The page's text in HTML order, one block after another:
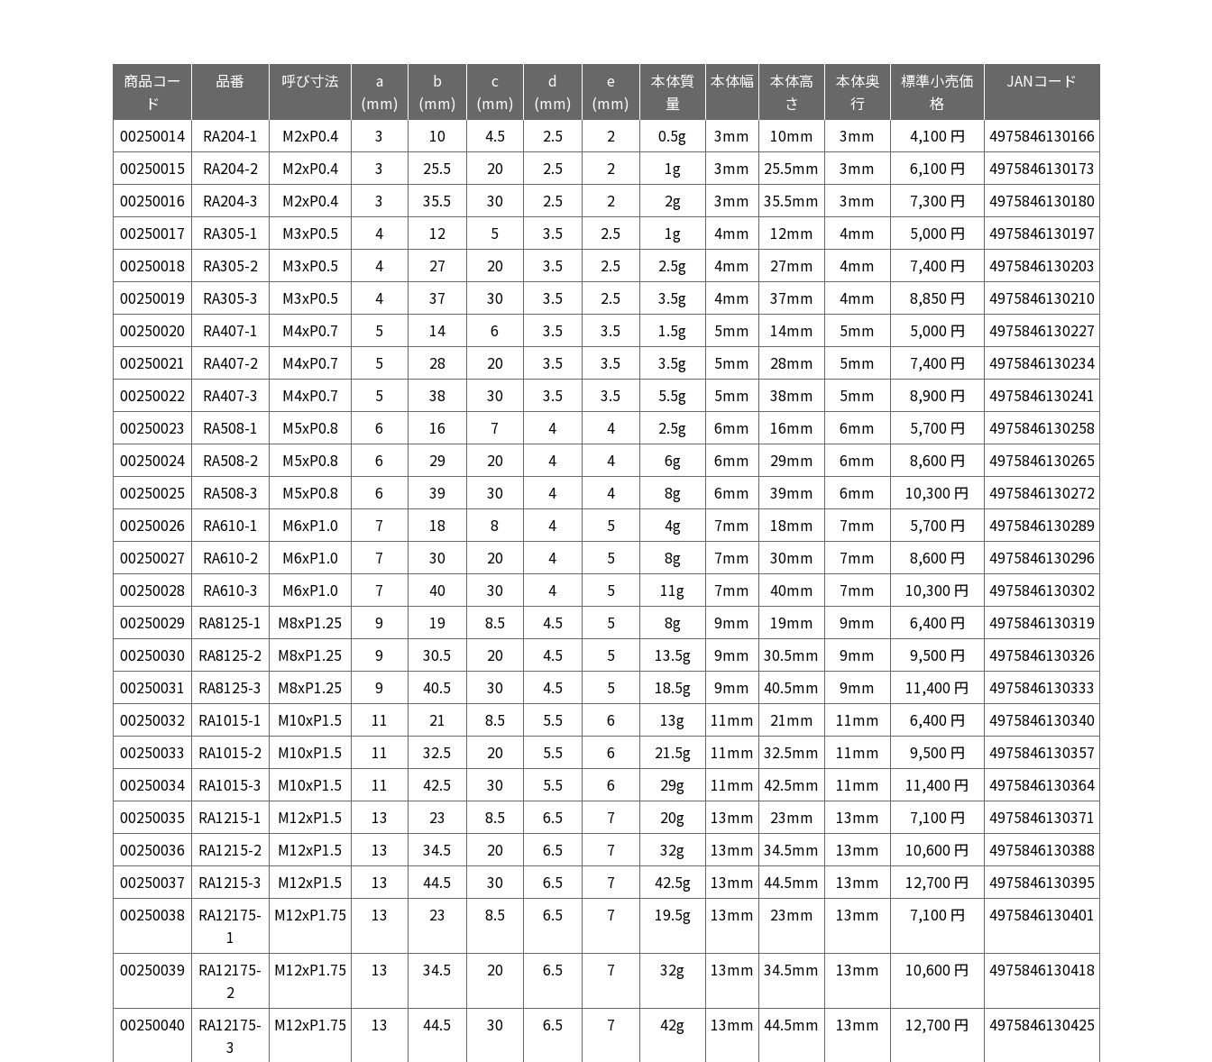
商品コー
ド
品番 呼び寸法
a
(mm)
b
(mm)
c
(mm)
d
(mm)
e
(mm)
本体質
量
本体幅
本体高
さ
本体奥
行
標準小売価
格
JANコード
00250014 RA204-1 M2xP0.4 3 10 4.5 2.5 2 0.5g 3mm 10mm 3mm 4,100 円
4975846130166
00250015
RA204-2 M2xP0.4 3 25.5 20 2.5 2 1g 3mm 25.5mm 3mm 6,100 円
4975846130173
00250016
RA204-3 M2xP0.4 3 35.5 30 2.5 2 2g 3mm 35.5mm 3mm 7,300 円
4975846130180
00250017
RA305-1 M3xP0.5 4 12 5 3.5 2.5 1g 4mm 12mm 4mm 5,000 円
4975846130197
00250018
RA305-2 M3xP0.5 4 27 20 3.5 2.5 2.5g 4mm 27mm 4mm 7,400 円
4975846130203
00250019
RA305-3 M3xP0.5 4 37 30 3.5 2.5 3.5g 4mm 37mm 4mm 8,850 円
4975846130210
00250020
RA407-1 M4xP0.7 5 14 6 3.5 3.5 1.5g 5mm 14mm 5mm 5,000 円
4975846130227
00250021
RA407-2 M4xP0.7 5 28 20 3.5 3.5 3.5g 5mm 28mm 5mm 7,400 円
4975846130234
00250022
RA407-3 M4xP0.7 5 38 30 3.5 3.5 5.5g 5mm 38mm 5mm 8,900 円
4975846130241
00250023
RA508-1 M5xP0.8 6 16 7 4 4 2.5g 6mm 16mm 6mm 5,700 円
4975846130258
00250024
RA508-2 M5xP0.8 6 29 20 4 4 6g 6mm 29mm 6mm 8,600 円
4975846130265
00250025
RA508-3 M5xP0.8 6 39 30 4 4 8g 6mm 39mm 6mm 10,300 円
4975846130272
00250026
RA610-1 M6xP1.0 7 18 8 4 5 4g 7mm 18mm 7mm 5,700 円
4975846130289
00250027
RA610-2 M6xP1.0 7 30 20 4 5 8g 7mm 30mm 7mm 8,600 円
4975846130296
00250028
RA610-3 M6xP1.0 7 40 30 4 5 11g 7mm 40mm 7mm 10,300 円
4975846130302
00250029
RA8125-1 M8xP1.25 9 19 8.5 4.5 5 8g 9mm 19mm 9mm 6,400 円
4975846130319
00250030
RA8125-2 M8xP1.25 9 30.5 20 4.5 5 13.5g 9mm 30.5mm 9mm 9,500 円
4975846130326
00250031
RA8125-3 M8xP1.25 9 40.5 30 4.5 5 18.5g 9mm 40.5mm 9mm 11,400 円
4975846130333
00250032
RA1015-1 M10xP1.5 11 21 8.5 5.5 6 13g 11mm 21mm 11mm 6,400 円
4975846130340
00250033
RA1015-2 M10xP1.5 11 32.5 20 5.5 6 21.5g 11mm 32.5mm 11mm 9,500 円
4975846130357
00250034
RA1015-3 M10xP1.5 11 42.5 30 5.5 6 29g 11mm 42.5mm 11mm 11,400 円
4975846130364
00250035
RA1215-1 M12xP1.5 13 23 8.5 6.5 7 20g 13mm 23mm 13mm 7,100 円
4975846130371
00250036
RA1215-2 M12xP1.5 13 34.5 20 6.5 7 32g 13mm 34.5mm 13mm 10,600 円
4975846130388
00250037
RA1215-3 M12xP1.5 13 44.5 30 6.5 7 42.5g 13mm 44.5mm 13mm 12,700 円
4975846130395
00250038
RA12175-
1
M12xP1.75 13 23 8.5 6.5 7 19.5g 13mm 23mm 13mm 7,100 円 4975846130401
00250039
RA12175-
2
M12xP1.75 13 34.5 20 6.5 7 32g 13mm 34.5mm 13mm 10,600 円 4975846130418
00250040
RA12175-
3
M12xP1.75 13 44.5 30 6.5 7 42g 13mm 44.5mm 13mm 12,700 円 4975846130425